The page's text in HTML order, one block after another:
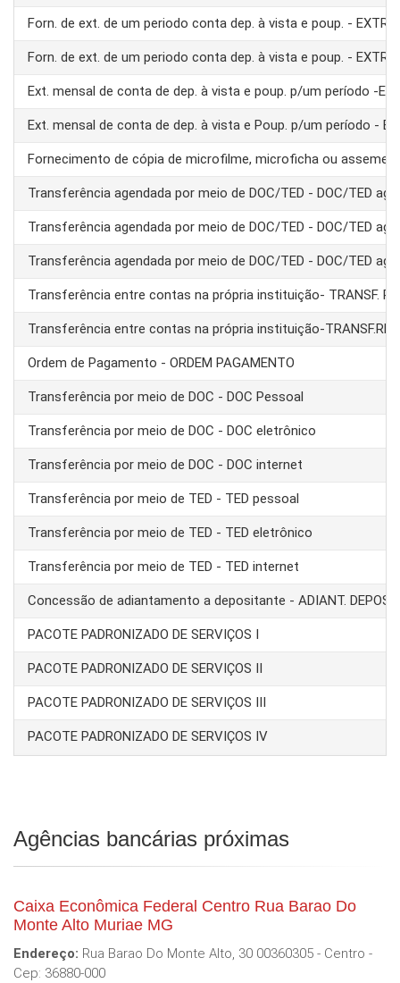
Forn. de ext. de um periodo conta dep. à vista e poup. -
Forn. de ext. de um periodo conta dep. à vista e poup. -
Ext. mensal de conta de dep. à vista e poup. p/um período -
Ext. mensal de conta de dep. à vista e Poup. p/um período -
Fornecimento de cópia de microfilme, microficha ou
Transferência agendada por meio de DOC/TED - DOC/TED
Transferência agendada por meio de DOC/TED - DOC/TED
Transferência agendada por meio de DOC/TED - DOC/TED
Transferência entre contas na própria instituição- TRANSF.
Transferência entre contas na própria instituição-
Ordem de Pagamento - ORDEM PAGAMENTO
Transferência por meio de DOC - DOC Pessoal
Transferência por meio de DOC - DOC eletrônico
Transferência por meio de DOC - DOC internet
Transferência por meio de TED - TED pessoal
Transferência por meio de TED - TED eletrônico
Transferência por meio de TED - TED internet
Concessão de adiantamento a depositante - ADIANT.
PACOTE PADRONIZADO DE SERVIÇOS I
PACOTE PADRONIZADO DE SERVIÇOS II
PACOTE PADRONIZADO DE SERVIÇOS III
PACOTE PADRONIZADO DE SERVIÇOS IV
Agências bancárias próximas
Caixa Econômica Federal Centro Rua Barao Do
Monte Alto Muriae MG
Endereço: Rua Barao Do Monte Alto, 30 00360305 - Centro -
Cep: 36880-000